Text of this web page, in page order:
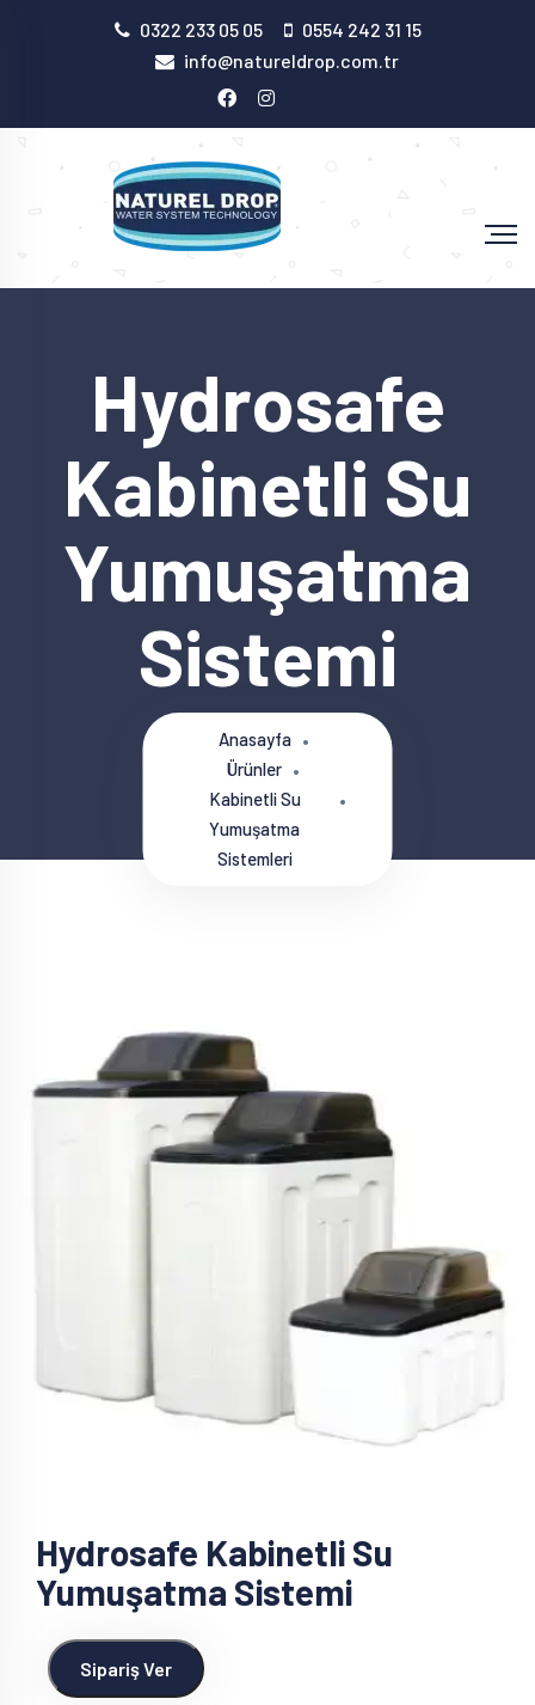
0322 233 05 05
0554 242 31 15
info@natureldrop.com.tr
Hydrosafe
Kabinetli Su
Yumuşatma
Sistemi
Anasayfa
Ürünler
Kabinetli Su
Yumuşatma
Sistemleri
Hydrosafe Kabinetli Su
Yumuşatma Sistemi
Sipariş Ver